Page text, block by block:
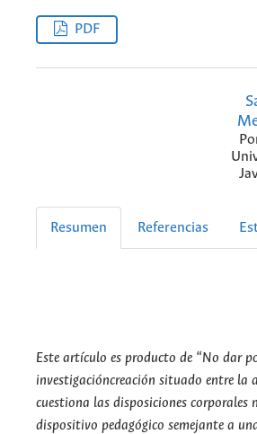
PDF
Resumen Referencias
Este artículo es producto de “No dar
investigacióncreación situado entre la
cuestiona las disposiciones corporales
dispositivo pedagógico semejante a